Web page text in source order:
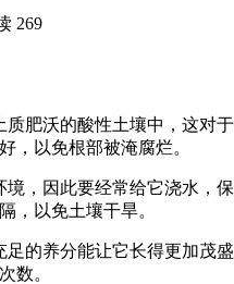
269
肥沃的酸性土壤中，这对
，以免根部被淹腐烂。
境，因此要经常给它浇水，
，以免土壤干旱。
的养分能让它长得更加茂
数。